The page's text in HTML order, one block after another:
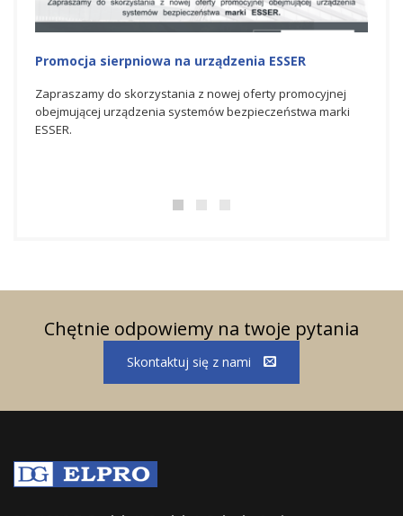
Promocja sierpniowa na urządzenia ESSER
Zapraszamy do skorzystania z nowej oferty promocyjnej
obejmującej urządzenia systemów bezpieczeństwa marki
ESSER.
Chętnie odpowiemy na twoje pytania
Skontaktuj się z nami